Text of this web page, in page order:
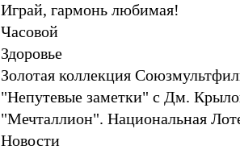
Играй, гармонь любимая!
Часовой
Здоровье
Золотая коллекция
"Непутевые заметки" с Дм.
"Мечталлион". Национальная
Новости